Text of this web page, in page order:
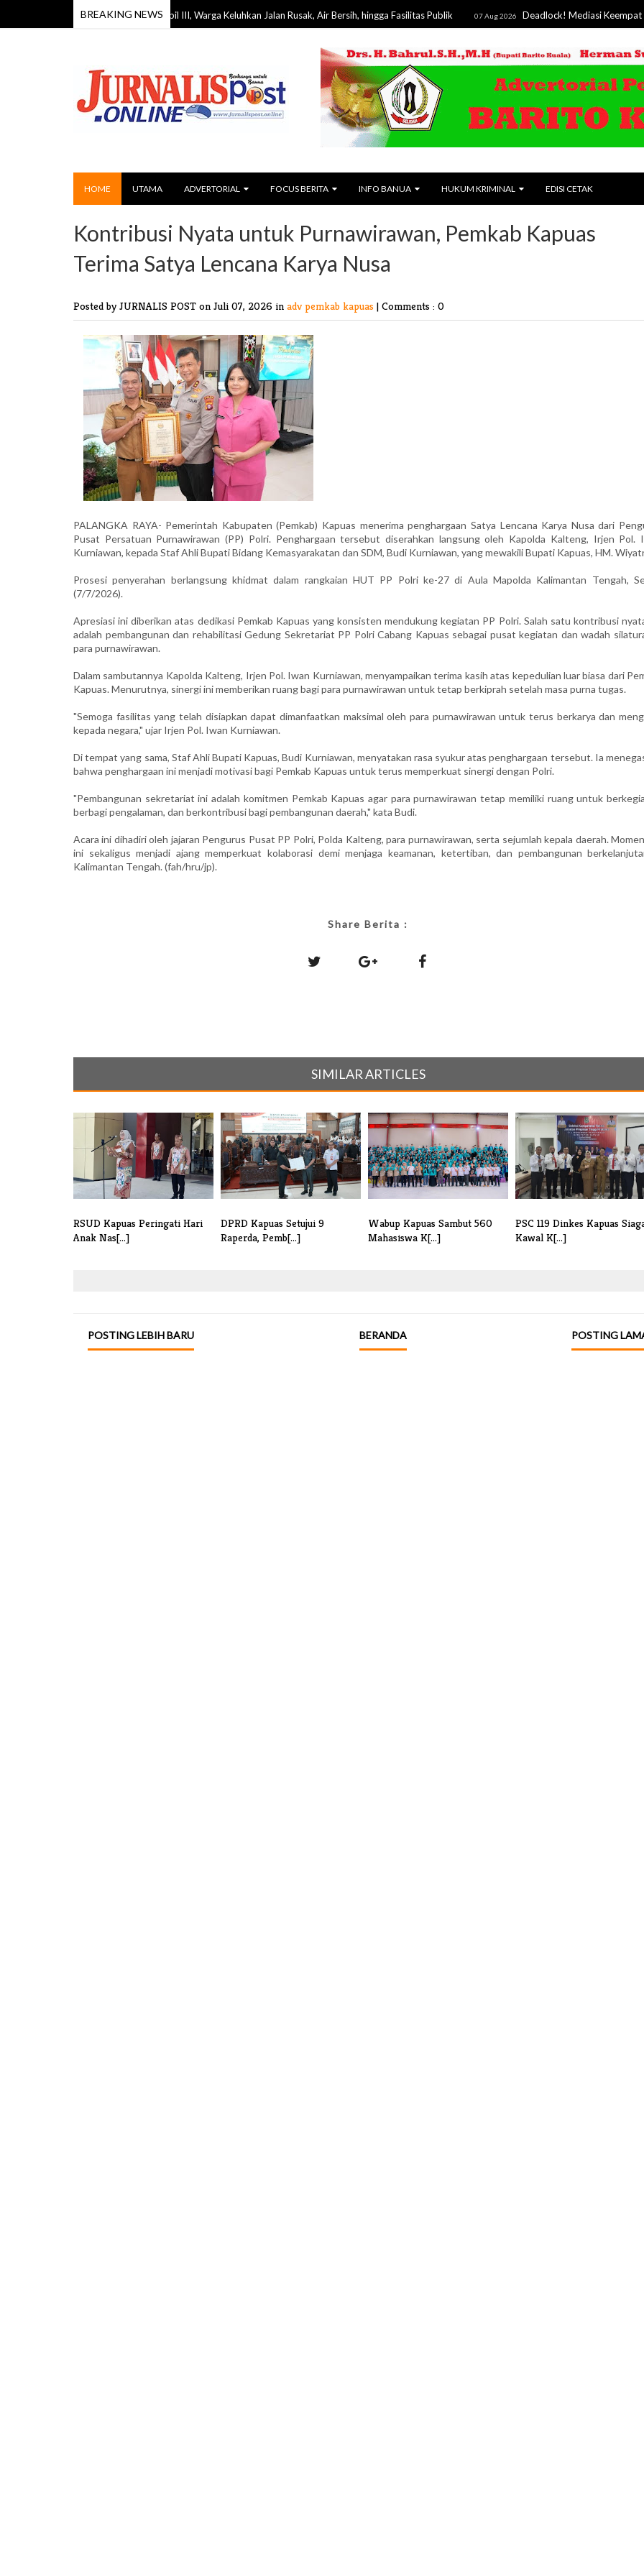
BREAKING NEWS
Reses DPRD Barito Timur Dapil III, Warga Keluhkan Jalan Rusak, Air Bersih, hingga Fasilitas Publik 07 Aug 2026 Deadlock! Mediasi Keempat Sengketa
HOME UTAMA ADVERTORIAL FOCUS BERITA INFO BANUA HUKUM KRIMINAL EDISI CETAK
Kontribusi Nyata untuk Purnawirawan, Pemkab Kapuas
Terima Satya Lencana Karya Nusa
Posted by JURNALIS POST on Juli 07, 2026 in adv pemkab kapuas | Comments : 0
PALANGKA RAYA- Pemerintah Kabupaten (Pemkab) Kapuas menerima penghargaan Satya Lencana Karya Nusa dari
Pusat Persatuan Purnawirawan (PP) Polri. Penghargaan tersebut diserahkan langsung oleh Kapolda Kalteng, Irjen Pol.
Kurniawan, kepada Staf Ahli Bupati Bidang Kemasyarakatan dan SDM, Budi Kurniawan, yang mewakili Bupati Kapuas, HM.
Prosesi penyerahan berlangsung khidmat dalam rangkaian HUT PP Polri ke-27 di Aula Mapolda Kalimantan Tengah,
(7/7/2026).
Apresiasi ini diberikan atas dedikasi Pemkab Kapuas yang konsisten mendukung kegiatan PP Polri. Salah satu kontribusi
adalah pembangunan dan rehabilitasi Gedung Sekretariat PP Polri Cabang Kapuas sebagai pusat kegiatan dan wadah
para purnawirawan.
Dalam sambutannya Kapolda Kalteng, Irjen Pol. Iwan Kurniawan, menyampaikan terima kasih atas kepedulian luar biasa dari
Kapuas. Menurutnya, sinergi ini memberikan ruang bagi para purnawirawan untuk tetap berkiprah setelah masa purna tugas.
"Semoga fasilitas yang telah disiapkan dapat dimanfaatkan maksimal oleh para purnawirawan untuk terus berkarya dan
kepada negara," ujar Irjen Pol. Iwan Kurniawan.
Di tempat yang sama, Staf Ahli Bupati Kapuas, Budi Kurniawan, menyatakan rasa syukur atas penghargaan tersebut. Ia
bahwa penghargaan ini menjadi motivasi bagi Pemkab Kapuas untuk terus memperkuat sinergi dengan Polri.
"Pembangunan sekretariat ini adalah komitmen Pemkab Kapuas agar para purnawirawan tetap memiliki ruang untuk
berbagi pengalaman, dan berkontribusi bagi pembangunan daerah," kata Budi.
Acara ini dihadiri oleh jajaran Pengurus Pusat PP Polri, Polda Kalteng, para purnawirawan, serta sejumlah kepala daerah.
ini sekaligus menjadi ajang memperkuat kolaborasi demi menjaga keamanan, ketertiban, dan pembangunan
Kalimantan Tengah. (fah/hru/jp).
Share Berita :
SIMILAR ARTICLES
RSUD Kapuas Peringati Hari
Anak Nas[...]
DPRD Kapuas Setujui 9
Raperda, Pemb[...]
Wabup Kapuas Sambut 560
Mahasiswa K[...]
PSC 119 Dinkes Kapuas
Kawal K[...]
POSTING LEBIH BARU POSTING
BERANDA